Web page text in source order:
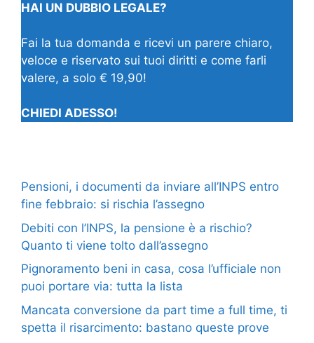
HAI UN DUBBIO LEGALE?
Fai la tua domanda e ricevi un parere chiaro,
veloce e riservato sui tuoi diritti e come farli
valere, a solo € 19,90!
CHIEDI ADESSO!
Pensioni, i documenti da inviare all’INPS entro
fine febbraio: si rischia l’assegno
Debiti con l’INPS, la pensione è a rischio?
Quanto ti viene tolto dall’assegno
Pignoramento beni in casa, cosa l’ufficiale non
puoi portare via: tutta la lista
Mancata conversione da part time a full time, ti
spetta il risarcimento: bastano queste prove